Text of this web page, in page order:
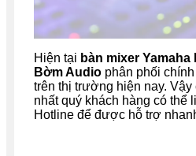
Hiện tại bàn mixer Yamaha
Bờm Audio phân phối
trên thị trường hiện nay.
nhất quý khách hàng có thể
Hotline để được hỗ trợ